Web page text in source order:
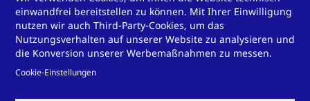
Energie in eine wertvolle
Ressource um
einwandfrei bereitstellen zu können. Mit Ihrer Einwilligung
nutzen wir auch Third-Party-Cookies, um das
Nutzungsverhalten auf unserer Website zu analysieren und
die Konversion unserer Werbemaßnahmen zu messen.
Cookie-Einstellungen